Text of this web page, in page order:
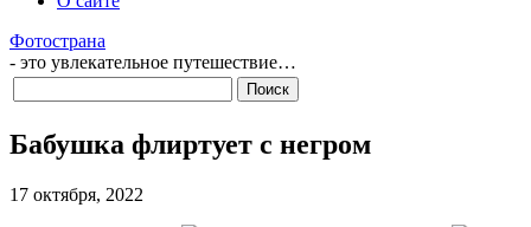
Фотострана
- это увлекательное путешествие…
Бабушка флиртует с негром
17 октября, 2022